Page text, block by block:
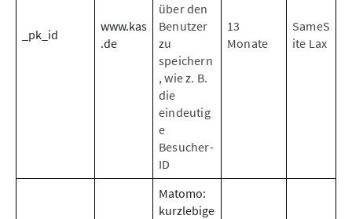
_pk_id
www.kas
.de
über den
Benutzer
zu
speichern
, wie z. B.
die
eindeutig
e
Besucher-
ID
13
Monate
SameS
ite Lax
Matomo:
kurzlebige